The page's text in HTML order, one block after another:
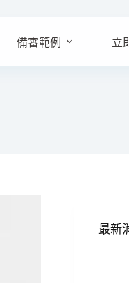
備審範例 立
最新